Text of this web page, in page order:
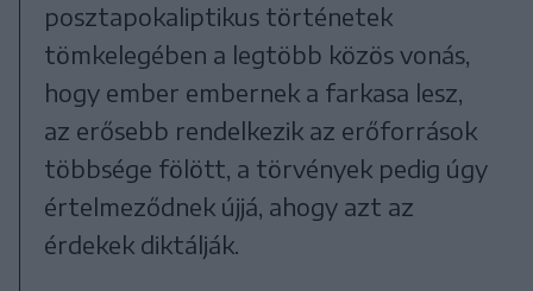
posztapokaliptikus történetek
tömkelegében a legtöbb közös vonás,
hogy ember embernek a farkasa lesz,
az erősebb rendelkezik az erőforrások
többsége fölött, a törvények pedig úgy
értelmeződnek újjá, ahogy azt az
érdekek diktálják.